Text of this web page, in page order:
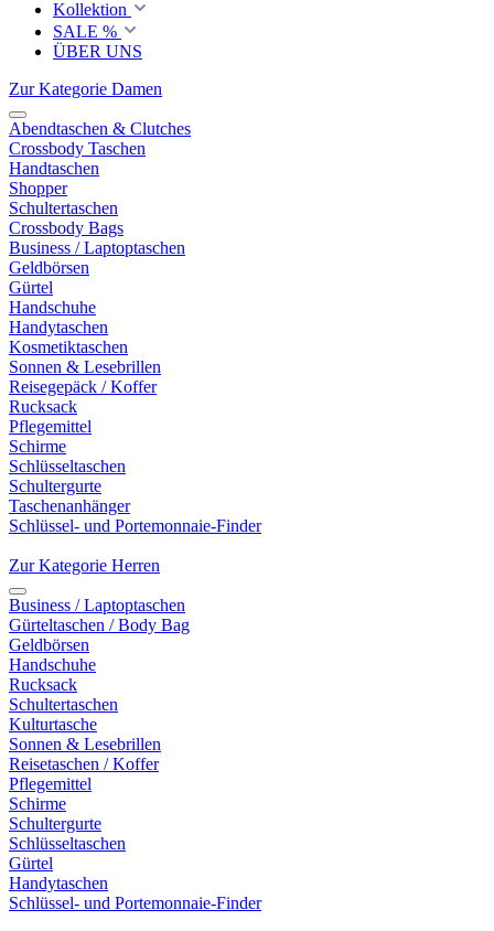
Kollektion
SALE %
ÜBER UNS
Zur Kategorie Damen
Abendtaschen & Clutches
Crossbody Taschen
Handtaschen
Shopper
Schultertaschen
Crossbody Bags
Business / Laptoptaschen
Geldbörsen
Gürtel
Handschuhe
Handytaschen
Kosmetiktaschen
Sonnen & Lesebrillen
Reisegepäck / Koffer
Rucksack
Pflegemittel
Schirme
Schlüsseltaschen
Schultergurte
Taschenanhänger
Schlüssel- und Portemonnaie-Finder
Zur Kategorie Herren
Business / Laptoptaschen
Gürteltaschen / Body Bag
Geldbörsen
Handschuhe
Rucksack
Schultertaschen
Kulturtasche
Sonnen & Lesebrillen
Reisetaschen / Koffer
Pflegemittel
Schirme
Schultergurte
Schlüsseltaschen
Gürtel
Handytaschen
Schlüssel- und Portemonnaie-Finder